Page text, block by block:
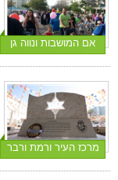
אם המושבות ונווה גן
מרכז העיר ורמת ורבר